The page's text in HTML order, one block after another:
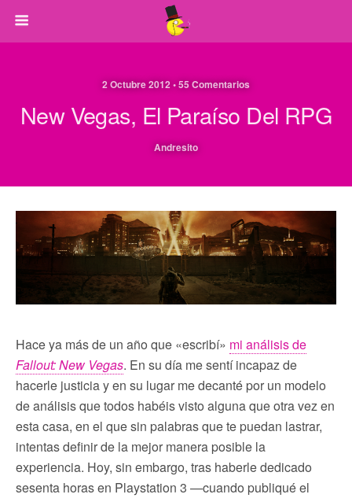
2 Octubre 2012 • 55 Comentarios
New Vegas, El Paraíso Del RPG
Andresito
Hace ya más de un año que «escribí» mi análisis de
Fallout: New Vegas. En su día me sentí incapaz de
hacerle justicia y en su lugar me decanté por un modelo
de análisis que todos habéis visto alguna que otra vez en
esta casa, en el que sin palabras que te puedan lastrar,
intentas definir de la mejor manera posible la
experiencia. Hoy, sin embargo, tras haberle dedicado
sesenta horas en Playstation 3 —cuando publiqué el